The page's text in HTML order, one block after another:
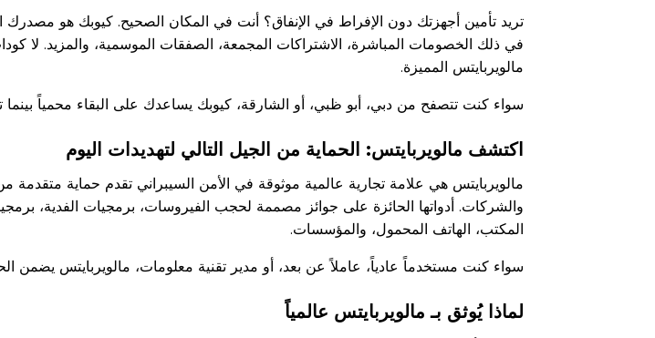
تريد تأمين أجهزتك دون الإفراط في الإنفاق؟ أنت في المكان الصحيح. كيوبك هو مصدرك
في ذلك الخصومات المباشرة، الاشتراكات المجمعة، الصفقات الموسمية، والمزيد.
مالويربايتس المميزة.
سواء كنت تتصفح من دبي، أبو ظبي، أو الشارقة، كيوبك يساعدك على البقاء محمياً بينما
اكتشف مالويربايتس: الحماية من الجيل التالي لتهديدات اليوم
مالويربايتس هي علامة تجارية عالمية موثوقة في الأمن السيبراني تقدم حماية متقدمة
والشركات. أدواتها الحائزة على جوائز مصممة لحجب الفيروسات، برمجيات الفدية،
المكتب، الهاتف المحمول، والمؤسسات.
سواء كنت مستخدماً عادياً، عاملاً عن بعد، أو مدير تقنية معلومات، مالويربايتس يضمن
لماذا يُوثق بـ مالويربايتس عالمياً